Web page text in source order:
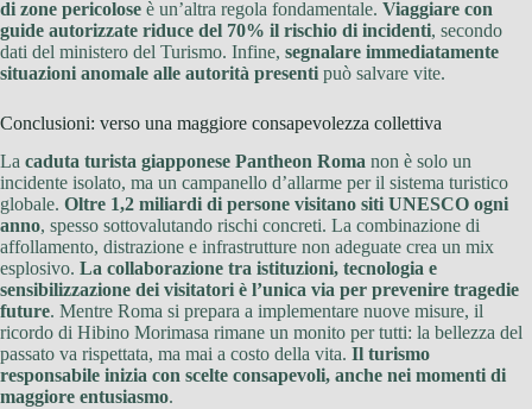
di zone pericolose è un’altra regola fondamentale. Viaggiare con
guide autorizzate riduce del 70% il rischio di incidenti, secondo
dati del ministero del Turismo. Infine, segnalare immediatamente
situazioni anomale alle autorità presenti può salvare vite.
Conclusioni: verso una maggiore consapevolezza collettiva
La caduta turista giapponese Pantheon Roma non è solo un
incidente isolato, ma un campanello d’allarme per il sistema turistico
globale. Oltre 1,2 miliardi di persone visitano siti UNESCO ogni
anno, spesso sottovalutando rischi concreti. La combinazione di
affollamento, distrazione e infrastrutture non adeguate crea un mix
esplosivo. La collaborazione tra istituzioni, tecnologia e
sensibilizzazione dei visitatori è l’unica via per prevenire tragedie
future. Mentre Roma si prepara a implementare nuove misure, il
ricordo di Hibino Morimasa rimane un monito per tutti: la bellezza del
passato va rispettata, ma mai a costo della vita. Il turismo
responsabile inizia con scelte consapevoli, anche nei momenti di
maggiore entusiasmo.